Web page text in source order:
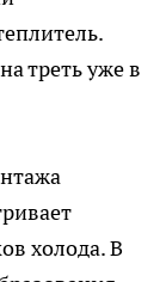
треть уже в
холода. В